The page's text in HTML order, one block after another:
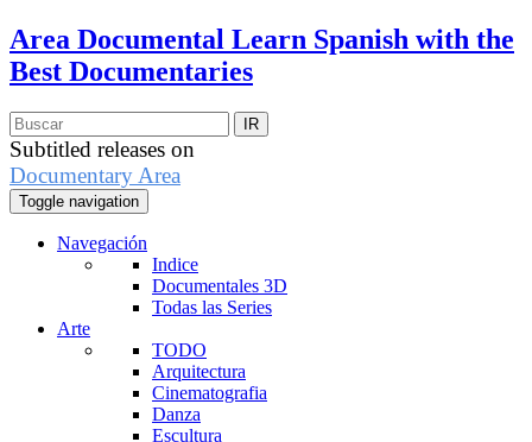
Area Documental Learn Spanish with the
Best Documentaries
Subtitled releases on
Documentary Area
Toggle navigation
Navegación
Indice
Documentales 3D
Todas las Series
Arte
TODO
Arquitectura
Cinematografia
Danza
Escultura